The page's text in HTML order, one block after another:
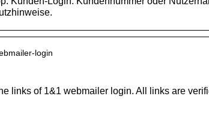
login
links of 1&1 webmailer login. All links are